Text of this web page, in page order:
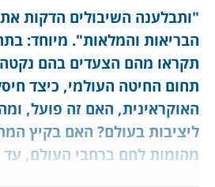
"ותבלענה השיבולים הדקות
הבריאות והמלאות". מיוחד:
תקראו מהם הצעדים בהם
תחום החיטה העולמי, כיצד
האוקראינית, האם זה פועל,
ליציבות בעולם? האם בקיץ
מהומות לחם ברחבי העולם, עד